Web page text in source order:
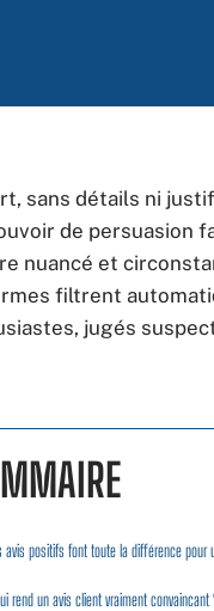
sans détails ni
de persuasion
nuancé et
filtrent
jugés
avis positifs font toute la différence pour
rend un avis client vraiment convaincant